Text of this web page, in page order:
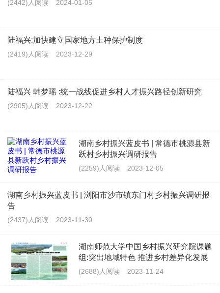
(2442)人阅读 2024-01-05
陆福兴:加快建立国家地方土种保护制度
(2419)人阅读 2023-12-29
陆福兴 韩梦瑶 :统一战线促进乡村人才振兴路径创新研究
(2905)人阅读 2023-12-22
湖南乡村振兴蓝皮书 | 常德市桃源县新
跃村乡村振兴调研报告
(2259)人阅读 2023-12-05
湖南乡村振兴蓝皮书 | 浏阳市沙市镇东门村乡村振兴调研报
告
(2437)人阅读 2023-11-30
湖南师范大学中国乡村振兴研究院课题
组:突出地域特色 推进乡村差异化发展
(2688)人阅读 2023-11-24